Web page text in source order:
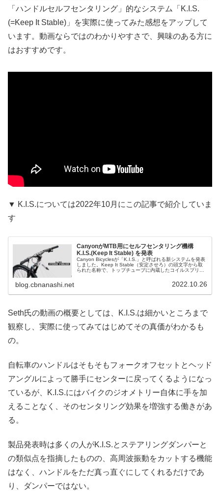
「ハンドルセルフセンタリング」的なシステム「K.I.S.
(=Keep It Stable)」を実際に使ってみた感想をアップして
います。動画ならではのわかりやすさで、興味のある方に
はおすすめです。
▼ K.I.S.については2022年10月にこの記事で紹介していま
す
CanyonがMTB用にセルフセンタリング機構
K.I.S.(Keep It Stable) を発表
Canyon Bicyclesが「K.I.S.」と呼ばれる新システムを発表
しました。Keep It Stable（安定させろ）の頭文字から取
られた名称で、トップチューブに内蔵したコイルスプリン
blog.cbnanashi.net 2022.10.26
Seth氏の動画の概要としては、K.I.S.は細かいところまで
観察し、実際に使ってみてはじめてその真価がわかるも
の。
自転車のハンドルはそもそもフォークオフセットとヘッド
アングルによって勝手にセンターに戻ってくるようになっ
ているが、K.I.S.にはバイクのジオメトリー自体に手を加
えることなく、そのセンタリング効果を増強する働きがあ
る。
製品発表時は多くの人がK.I.S.とステアリングダンパーと
の類似点を指摘したものの、高周波振動をカットする機能
はなく、ハンドルをただ真っ直ぐにしてくれるだけであ
り、ダンパーではない。